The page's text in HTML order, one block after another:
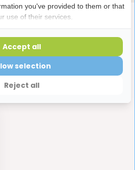
you've provided to them or that
use of their services.
Reject all
selection
Accept all